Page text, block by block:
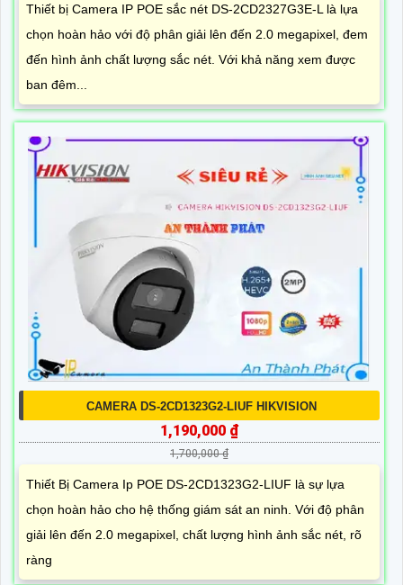
Thiết bị Camera IP POE sắc nét DS-2CD2327G3E-L là lựa
chọn hoàn hảo với độ phân giải lên đến 2.0 megapixel, đem
đến hình ảnh chất lượng sắc nét. Với khả năng xem được
ban đêm...
CAMERA DS-2CD1323G2-LIUF HIKVISION
1,190,000 ₫
1,700,000 ₫
Thiết Bị Camera Ip POE DS-2CD1323G2-LIUF là sự lựa
chọn hoàn hảo cho hệ thống giám sát an ninh. Với độ phân
giải lên đến 2.0 megapixel, chất lượng hình ảnh sắc nét, rõ
ràng